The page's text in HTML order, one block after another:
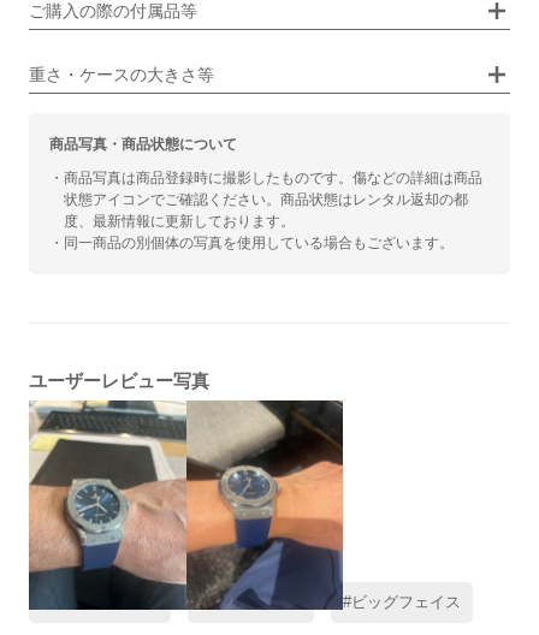
ご購入の際の付属品等
重さ・ケースの大きさ等
カジュアル ビジネス
商品写真・商品状態について
・商品写真は商品登録時に撮影したものです。傷などの詳細は商品
状態アイコンでご確認ください。商品状態はレンタル返却の都
度、最新情報に更新しております。
・同一商品の別個体の写真を使用している場合もございます。
ユーザーレビュー写真
#春に着けたい #ビッグフェイス